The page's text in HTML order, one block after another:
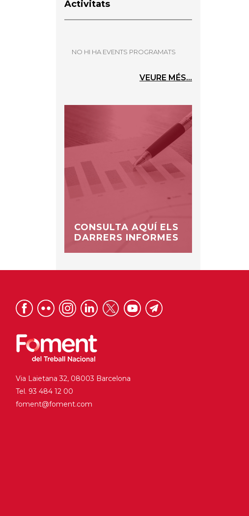
Activitats
NO HI HA EVENTS PROGRAMATS
VEURE MÉS...
CONSULTA AQUÍ ELS
DARRERS INFORMES
Via Laietana 32, 08003 Barcelona
Tel. 93 484 12 00
foment@foment.com